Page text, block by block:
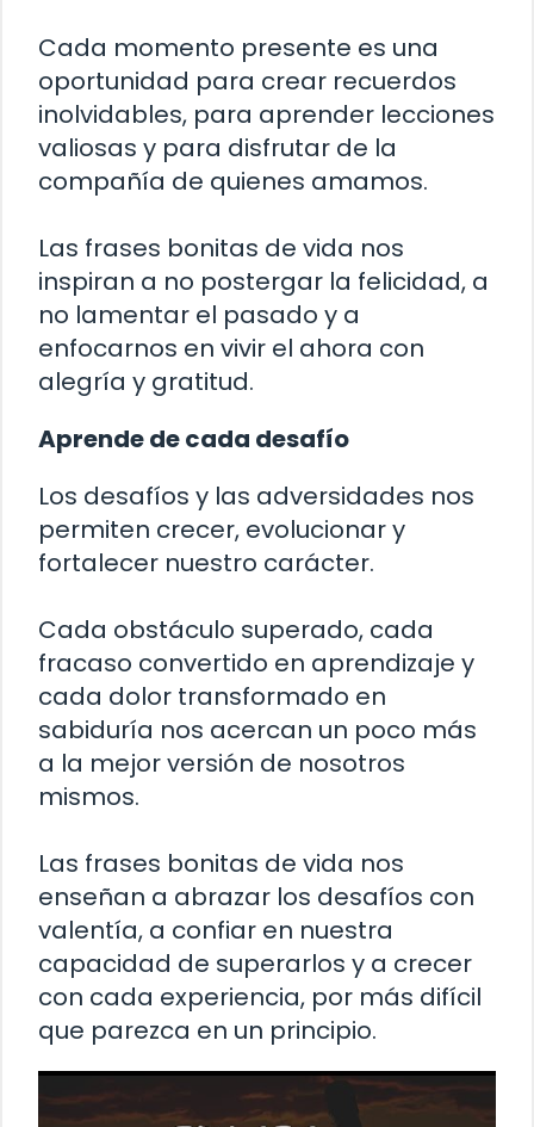
Cada momento presente es una
oportunidad para crear recuerdos
inolvidables, para aprender lecciones
valiosas y para disfrutar de la
compañía de quienes amamos.
Las frases bonitas de vida nos
inspiran a no postergar la felicidad, a
no lamentar el pasado y a
enfocarnos en vivir el ahora con
alegría y gratitud.
Aprende de cada desafío
Los desafíos y las adversidades nos
permiten crecer, evolucionar y
fortalecer nuestro carácter.
Cada obstáculo superado, cada
fracaso convertido en aprendizaje y
cada dolor transformado en
sabiduría nos acercan un poco más
a la mejor versión de nosotros
mismos.
Las frases bonitas de vida nos
enseñan a abrazar los desafíos con
valentía, a confiar en nuestra
capacidad de superarlos y a crecer
con cada experiencia, por más difícil
que parezca en un principio.